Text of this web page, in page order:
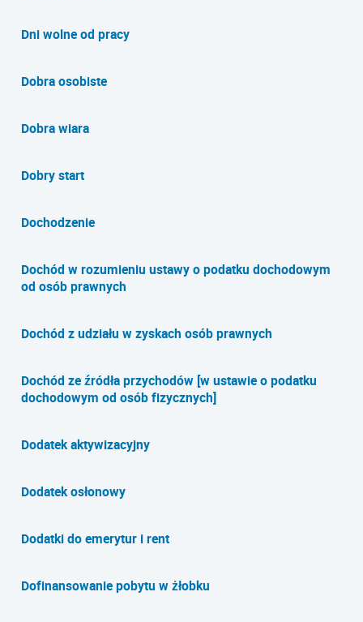
Dni wolne od pracy
Dobra osobiste
Dobra wiara
Dobry start
Dochodzenie
Dochód w rozumieniu ustawy o podatku dochodowym
od osób prawnych
Dochód z udziału w zyskach osób prawnych
Dochód ze źródła przychodów [w ustawie o podatku
dochodowym od osób fizycznych]
Dodatek aktywizacyjny
Dodatek osłonowy
Dodatki do emerytur i rent
Dofinansowanie pobytu w żłobku